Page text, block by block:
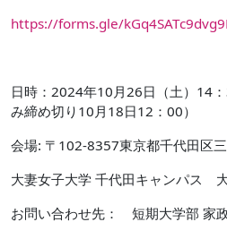
https://forms.gle/
日時：2024年10月26日（土）
み締め切り10月18日12：00）
会場: 〒102-8357東京都千代田区
大妻女子大学 千代田キャンパス
お問い合わせ先： 短期大学部 家